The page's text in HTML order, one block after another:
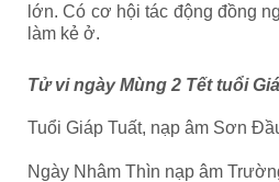
lớn. Có cơ hội tác động đồng
làm kẻ ở.
Tử vi ngày Mùng 2 Tết tuổi
Tuổi Giáp Tuất, nạp âm Sơn
Ngày Nhâm Thìn nạp âm